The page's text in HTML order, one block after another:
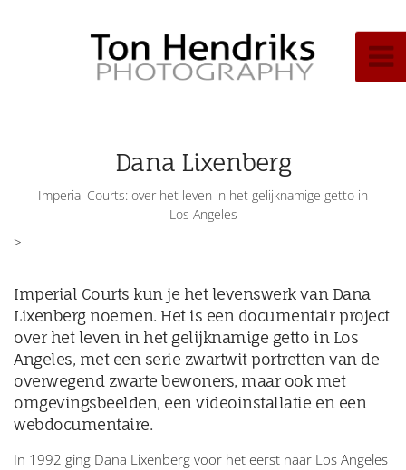
Dana Lixenberg
Imperial Courts: over het leven in het gelijknamige getto in
Los Angeles
>
Imperial Courts kun je het levenswerk van Dana
Lixenberg noemen. Het is een documentair project
over het leven in het gelijknamige getto in Los
Angeles, met een serie zwartwit portretten van de
overwegend zwarte bewoners, maar ook met
omgevingsbeelden, een videoinstallatie en een
webdocumentaire.
In 1992 ging Dana Lixenberg voor het eerst naar Los Angeles